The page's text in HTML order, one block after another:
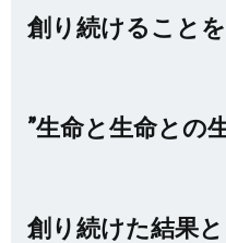
創り続けることを
”生命と生命との
創り続けた結果